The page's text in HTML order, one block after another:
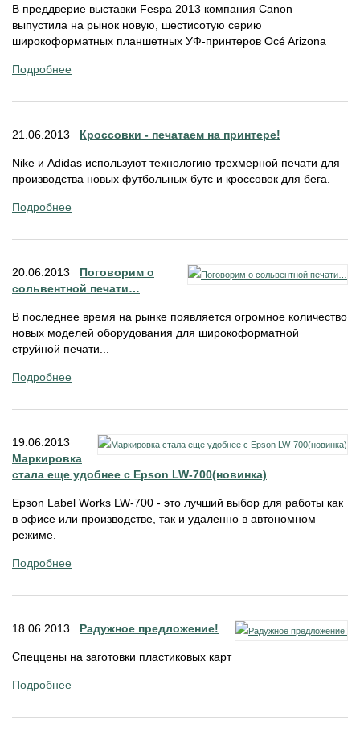
В преддверие выставки Fespa 2013 компания Canon
выпустила на рынок новую, шестисотую серию
широкоформатных планшетных УФ-принтеров Océ Arizona
Подробнее
21.06.2013 Кроссовки - печатаем на принтере!
Nike и Adidas используют технологию трехмерной печати для
производства новых футбольных бутс и кроссовок для бега.
Подробнее
20.06.2013 Поговорим о
сольвентной печати…
В последнее время на рынке появляется огромное количество
новых моделей оборудования для широкоформатной
струйной печати...
Подробнее
19.06.2013
Маркировка
стала еще удобнее с Epson LW-700(новинка)
Epson Label Works LW-700 - это лучший выбор для работы как
в офисе или производстве, так и удаленно в автономном
режиме.
Подробнее
18.06.2013 Радужное предложение!
Спеццены на заготовки пластиковых карт
Подробнее